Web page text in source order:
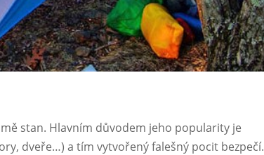
stan. Hlavním důvodem jeho popularity je
dveře…) a tím vytvořený falešný pocit bezpečí.